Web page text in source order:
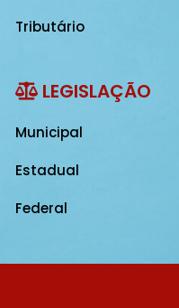
Tributário
LEGISLAÇÃO
Municipal
Estadual
Federal